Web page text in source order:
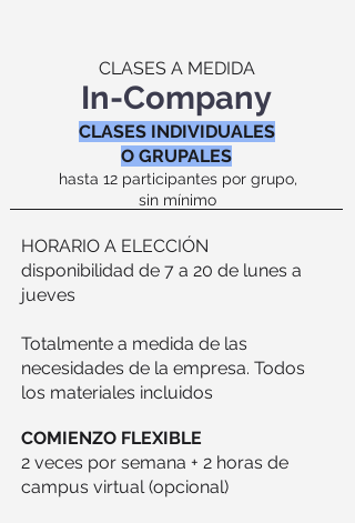
CLASES A MEDIDA
In-Company
CLASES INDIVIDUALES
O GRUPALES
hasta 12 participantes por grupo,
sin mínimo
HORARIO A ELECCIÓN
disponibilidad de 7 a 20 de lunes a
jueves
Totalmente a medida de las
necesidades de la empresa. Todos
los materiales incluidos
COMIENZO FLEXIBLE
2 veces por semana + 2 horas de
campus virtual (opcional)